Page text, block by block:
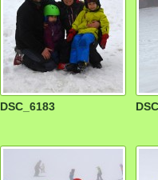
DSC_6183